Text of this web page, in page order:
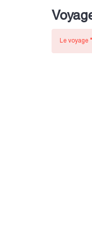
Le voyage